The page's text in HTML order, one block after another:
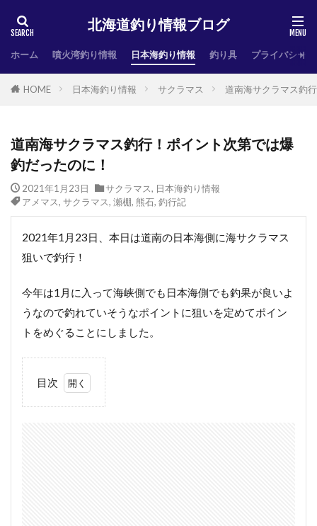
北海道釣り情報ブログ
ホーム 噴火湾釣り情報 日本海釣り情報 釣り具 プライバシー
HOME 日本海釣り情報 サクラマス 道南海サクラマス釣
道南海サクラマス釣行！ポイント次第では爆
釣だったのに！
2021年1月23日 サクラマス, 日本海釣り情報
アメマス, サクラマス, 瀬棚, 熊石, 釣行記
2021年1月23日、本日は道南の日本海側に海サクラマス
狙いで釣行！
今年は1月に入って海峡側でも日本海側でも釣果が良いよ
うなので釣れていそうなポイントに狙いを定めてポイン
トをめぐることにしました。
目次